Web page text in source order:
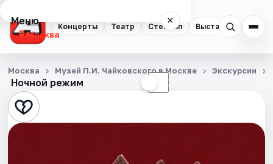
Концерты Театр Стендап Выставки
Меню ×
Москва
Концерты
Театр
Стендап
Ночной режим ☾
Москва Музей П.И. Чайковского в Москве Экскурсии